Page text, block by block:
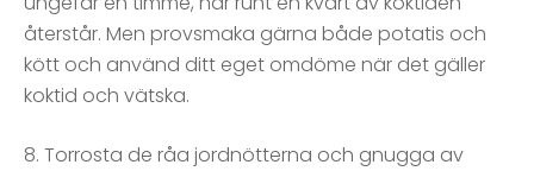
återstår. Men provsmaka gärna både potatis och
kött och använd ditt eget omdöme när det gäller
koktid och vätska.
8. Torrosta de råa jordnötterna och gnugga av